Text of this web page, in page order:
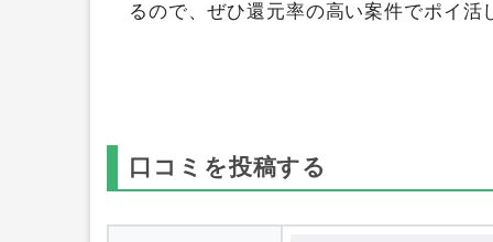
るので、ぜひ還元率の高い案件でポイ活
口コミを投稿する